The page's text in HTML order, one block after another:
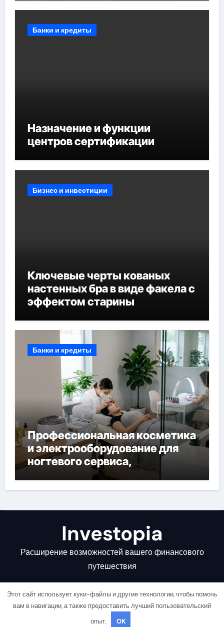
мероприятий и обустройства
Банки и кредиты
Назначение и функции
центров сертификации
Бизнес и инвестиции
Ключевые черты кованых
настенных бра в виде факела с
эффектом старины
Банки и кредиты
Профессиональная косметика
и электрооборудование для
ногтевого сервиса,
наращивания ресниц и
депиляции
Investopia
Расширение возможностей вашего финансового
путешествия
Copyright © All rights reserved |
Этот сайт использует куки-файлы и другие технологии, чтобы помочь
вам в навигации, а также предоставить лучший пользовательский
опыт.
OK